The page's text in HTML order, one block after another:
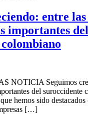
entre las
importantes del
NOTICIA Seguimos
del suroccidente
hemos sido destacados
[…]